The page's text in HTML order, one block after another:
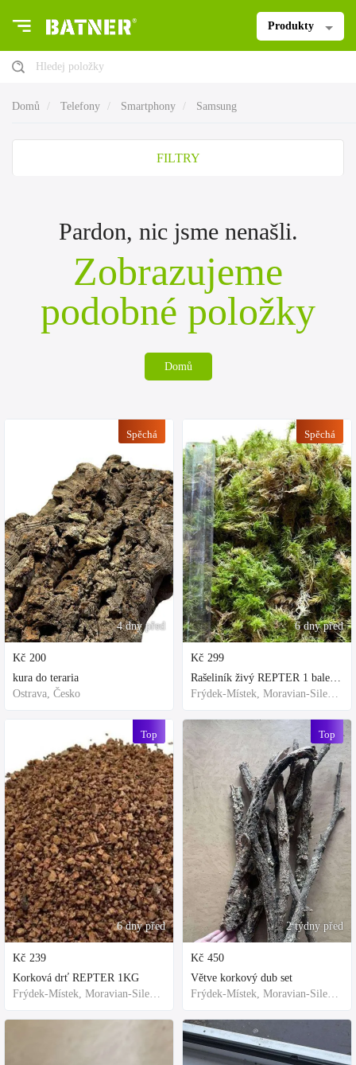
Produkty
Hledej položky
Domů Telefony Smartphony Samsung
FILTRY
Pardon, nic jsme nenašli.
Zobrazujeme
podobné položky
Domů
4 dny před
Spěchá
Kč 200
kura do teraria
Ostrava, Česko
6 dny před
Top
Kč 239
Korková drť REPTER 1KG
Frýdek-Místek, Moravian-Silesian Region,Others
6 dny před
Spěchá
Kč 299
Rašeliník živý REPTER 1 balení - násada, TOP kvalita 30cm-30cm-8cm
Frýdek-Místek, Moravian-Silesian Region,Others
2 týdny před
Top
Kč 450
Větve korkový dub set
Frýdek-Místek, Moravian-Silesian Region,Others